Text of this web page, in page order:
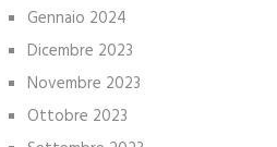
Gennaio 2024
Dicembre 2023
Novembre 2023
Ottobre 2023